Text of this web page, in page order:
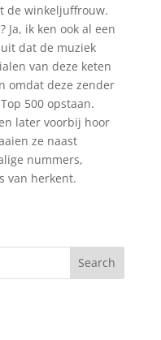
de winkeljuffrouw.
Ja, ik ken ook al een
uit dat de muziek
van deze keten
omdat deze zender
500 opstaan.
later voorbij hoor
ze naast
nummers,
van herkent.